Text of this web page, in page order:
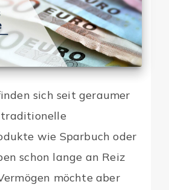
sich seit geraumer
traditionelle
wie Sparbuch oder
schon lange an Reiz
möchte aber